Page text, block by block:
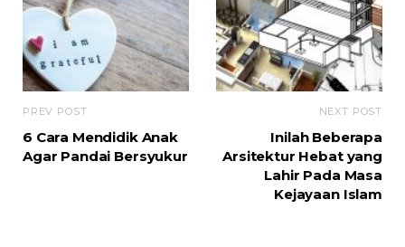
PREV POST
6 Cara Mendidik Anak
Agar Pandai Bersyukur
NEXT POST
Inilah Beberapa
Arsitektur Hebat yang
Lahir Pada Masa
Kejayaan Islam